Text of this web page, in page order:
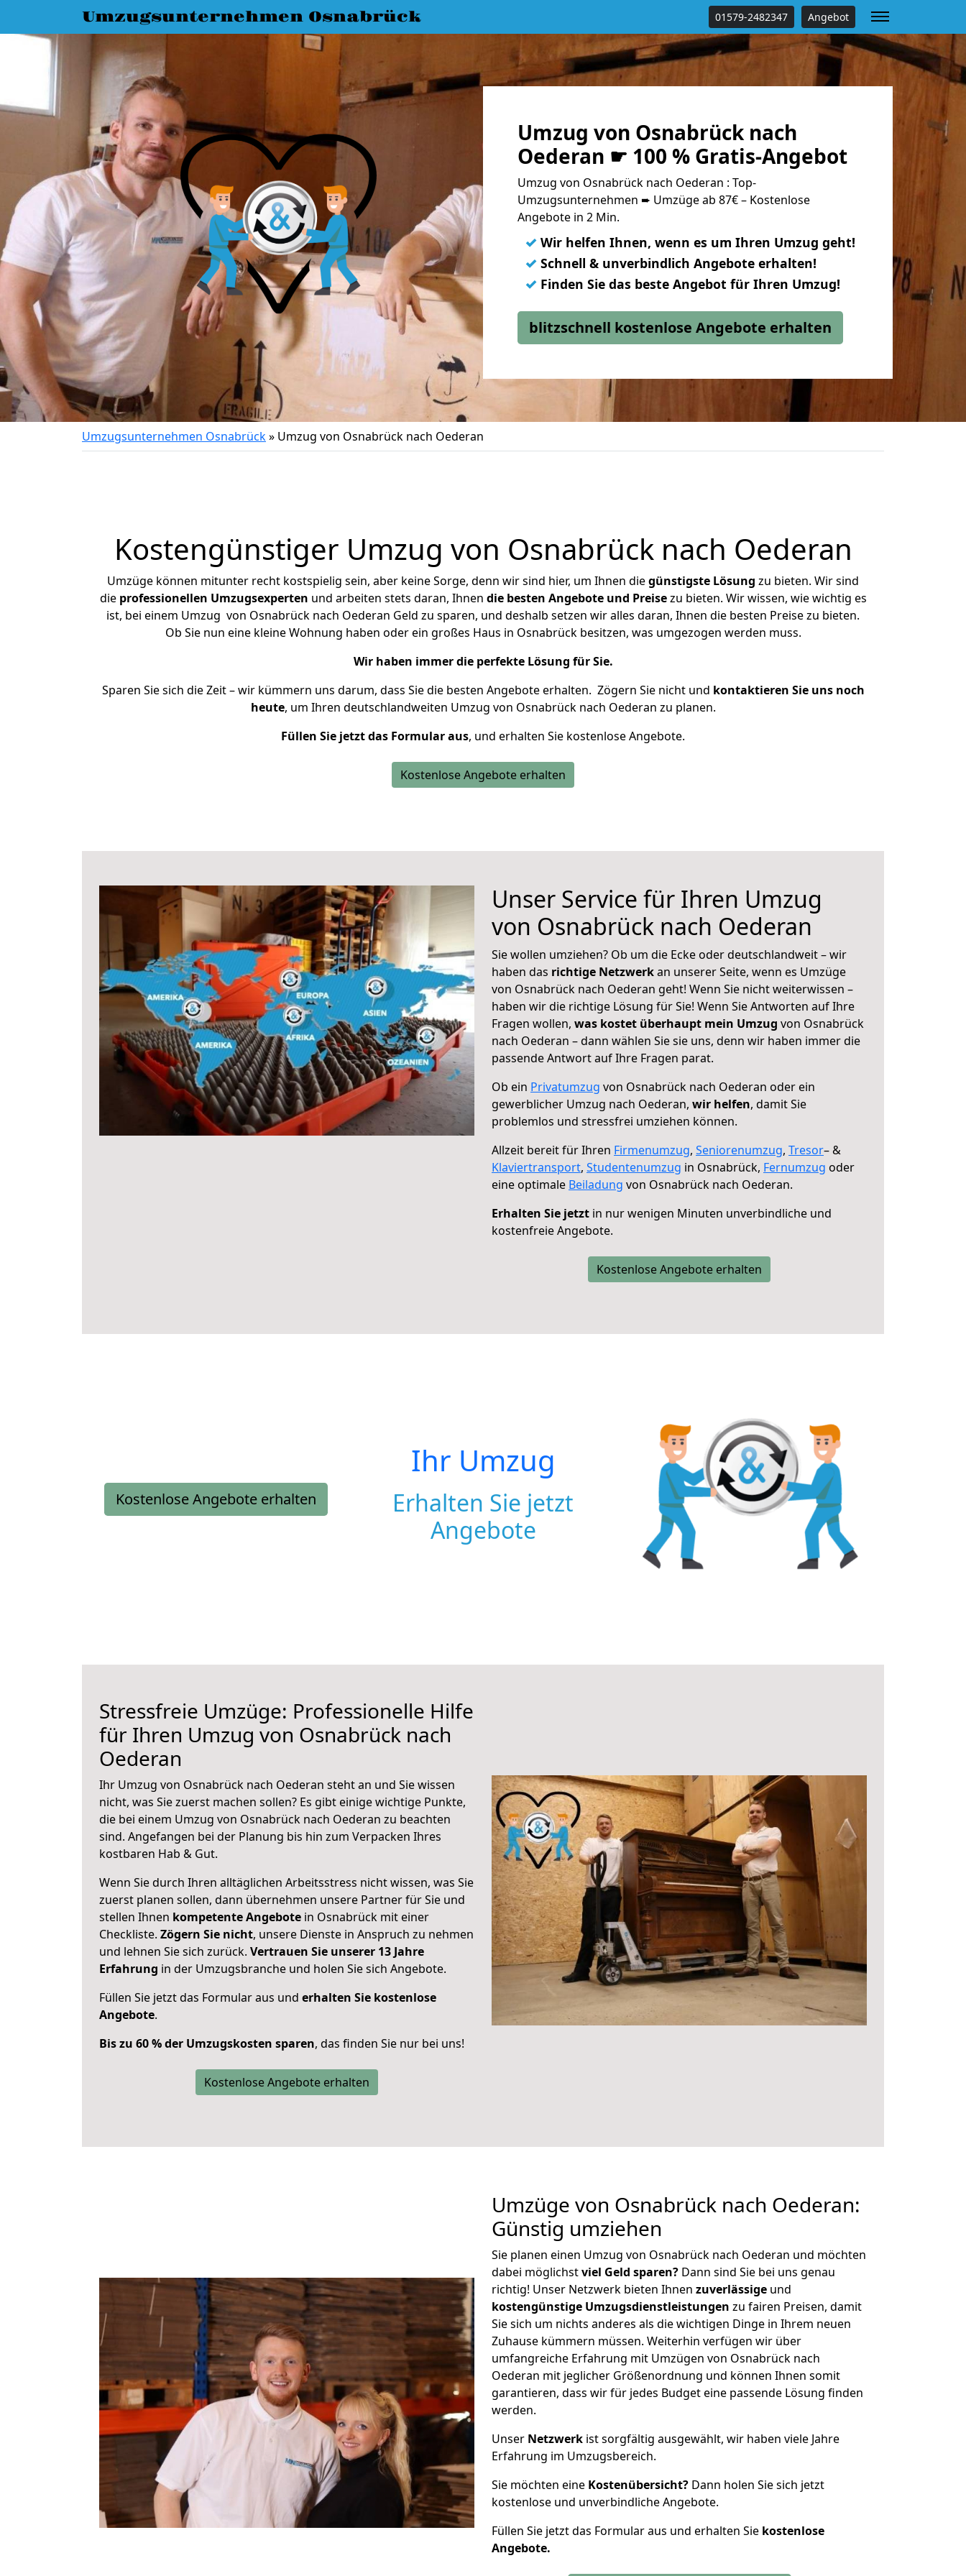
Umzugsunternehmen Osnabrück 01579-2482347 Angebot
Umzug von Osnabrück nach
Oederan ☛ 100 % Gratis-Angebot
Umzug von Osnabrück nach Oederan : Top-
Umzugsunternehmen ➨ Umzüge ab 87€ – Kostenlose
Angebote in 2 Min.
✓ Wir helfen Ihnen, wenn es um Ihren Umzug geht!
✓ Schnell & unverbindlich Angebote erhalten!
✓ Finden Sie das beste Angebot für Ihren Umzug!
blitzschnell kostenlose Angebote erhalten
Umzugsunternehmen Osnabrück» Umzug von Osnabrück nach Oederan
Kostengünstiger Umzug von Osnabrück nach Oederan
Umzüge können mitunter recht kostspielig sein, aber keine Sorge, denn wir sind hier, um Ihnen diegünstigste Lösung zu bieten. Wir sind
die professionellen Umzugsexperten und arbeiten stets daran, Ihnen die besten Angebote und Preisezu bieten. Wir wissen, wie wichtig es
ist, bei einem Umzug von Osnabrück nach Oederan Geld zu sparen, und deshalb setzen wir alles daran, Ihnen die besten Preise zu bieten.
Ob Sie nun eine kleine Wohnung haben oder ein großes Haus in Osnabrück besitzen, was umgezogen werden muss.
Wir haben immer die perfekte Lösung für Sie.
Sparen Sie sich die Zeit – wir kümmern uns darum, dass Sie die besten Angebote erhalten. Zögern Sie nicht und kontaktieren Sie uns noch
heute, um Ihren deutschlandweiten Umzug von Osnabrück nach Oederan zu planen.
Füllen Sie jetzt das Formular aus, und erhalten Sie kostenlose Angebote.
Kostenlose Angebote erhalten
Unser Service für Ihren Umzug
von Osnabrück nach Oederan
Sie wollen umziehen? Ob um die Ecke oder deutschlandweit – wir
haben das richtige Netzwerkan unserer Seite, wenn es Umzüge
von Osnabrück nach Oederan geht! Wenn Sie nicht weiterwissen –
haben wir die richtige Lösung für Sie! Wenn Sie Antworten auf Ihre
Fragen wollen, was kostet überhaupt mein Umzug von Osnabrück
nach Oederan – dann wählen Sie sie uns, denn wir haben immer die
passende Antwort auf Ihre Fragen parat.
Ob ein Privatumzug von Osnabrück nach Oederan oder ein
gewerblicher Umzug nach Oederan, wir helfen, damit Sie
problemlos und stressfrei umziehen können.
Allzeit bereit für Ihren Firmenumzug, Seniorenumzug, Tresor– &
Klaviertransport, Studentenumzug in Osnabrück, Fernumzug oder
eine optimale Beiladung von Osnabrück nach Oederan.
Erhalten Sie jetzt in nur wenigen Minuten unverbindliche und
kostenfreie Angebote.
Kostenlose Angebote erhalten
Kostenlose Angebote erhalten
Ihr Umzug
Erhalten Sie jetzt
Angebote
Stressfreie Umzüge: Professionelle Hilfe
für Ihren Umzug von Osnabrück nach
Oederan
Ihr Umzug von Osnabrück nach Oederan steht an und Sie wissen
nicht, was Sie zuerst machen sollen? Es gibt einige wichtige Punkte,
die bei einem Umzug von Osnabrück nach Oederan zu beachten
sind. Angefangen bei der Planung bis hin zum Verpacken Ihres
kostbaren Hab & Gut.
Wenn Sie durch Ihren alltäglichen Arbeitsstress nicht wissen, was Sie
zuerst planen sollen, dann übernehmen unsere Partner für Sie und
stellen Ihnen kompetente Angebote in Osnabrück mit einer
Checkliste. Zögern Sie nicht, unsere Dienste in Anspruch zu nehmen
und lehnen Sie sich zurück. Vertrauen Sie unserer 13 Jahre
Erfahrung in der Umzugsbranche und holen Sie sich Angebote.
Füllen Sie jetzt das Formular aus und erhalten Sie kostenlose
Angebote.
Bis zu 60 % der Umzugskosten sparen, das finden Sie nur bei uns!
Kostenlose Angebote erhalten
Umzüge von Osnabrück nach Oederan:
Günstig umziehen
Sie planen einen Umzug von Osnabrück nach Oederan und möchten
dabei möglichstviel Geld sparen? Dann sind Sie bei uns genau
richtig! Unser Netzwerk bieten Ihnen zuverlässige und
kostengünstige Umzugsdienstleistungen zu fairen Preisen, damit
Sie sich um nichts anderes als die wichtigen Dinge in Ihrem neuen
Zuhause kümmern müssen. Weiterhin verfügen wir über
umfangreiche Erfahrung mit Umzügen von Osnabrück nach
Oederan mit jeglicher Größenordnung und können Ihnen somit
garantieren, dass wir für jedes Budget eine passende Lösung finden
werden.
Unser Netzwerk ist sorgfältig ausgewählt, wir haben viele Jahre
Erfahrung im Umzugsbereich.
Sie möchten eine Kostenübersicht? Dann holen Sie sich jetzt
kostenlose und unverbindliche Angebote.
Füllen Sie jetzt das Formular aus und erhalten Sie kostenlose
Angebote.